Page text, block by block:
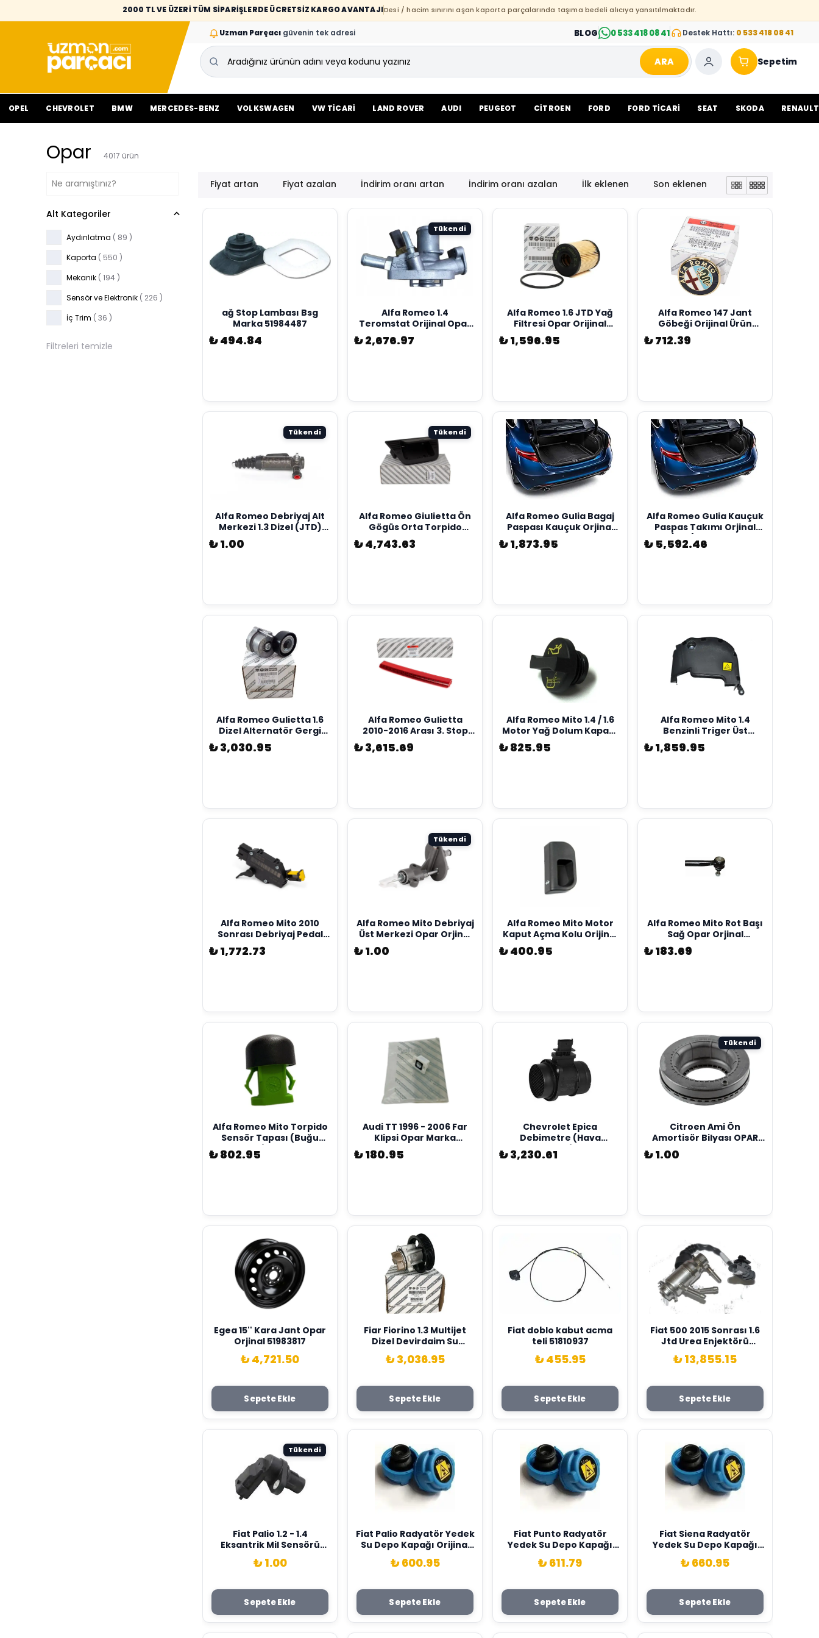
2000 TL VE ÜZERİ TÜM SİPARİŞLERDE ÜCRETSİZ KARGO AVANTAJIDesi / hacim sınırını aşan kaporta parçalarında taşıma bedeli alıcıya yansıtılmaktadır.
Uzman Parçacı güvenin tek adresi BLOG 0 533 418 08 41 Destek Hattı: 0 533 418 08 41
ARA Sepetim
OPEL CHEVROLET BMW MERCEDES-BENZ VOLKSWAGEN VW TİCARİ LAND ROVER AUDI PEUGEOT CİTROEN FORD FORD TİCARİ SEAT SKODA RENAULT
Opar 4017 ürün
Fiyat artan Fiyat azalan İndirim oranı artan İndirim oranı azalan İlk eklenen Son eklenen
Alt Kategoriler
Aydınlatma ( 89 )
Kaporta ( 550 )
Mekanik ( 194 )
Sensör ve Elektronik ( 226 )
İç Trim ( 36 )
Filtreleri temizle
ağ Stop Lambası Bsg
Marka 51984487
₺ 494.84
Tükendi
Alfa Romeo 1.4
Teromstat Orijinal Opar
55215006
₺ 2,676.97
Alfa Romeo 1.6 JTD Yağ
Filtresi Opar Orijinal
71754237
₺ 1,596.95
Alfa Romeo 147 Jant
Göbeği Orijinal Ürün
60652886
₺ 712.39
Tükendi
Alfa Romeo Debriyaj Alt
Merkezi 1.3 Dizel (JTD)
Opar Orjinal 46541667
₺ 1.00
Tükendi
Alfa Romeo Giulietta Ön
Gögüs Orta Torpido
Orjinal 156101280
₺ 4,743.63
Alfa Romeo Gulia Bagaj
Paspası Kauçuk Orjinal
50547082
₺ 1,873.95
Alfa Romeo Gulia Kauçuk
Paspas Takımı Orjinal
(4X2) 50547106
₺ 5,592.46
Alfa Romeo Gulietta 1.6
Dizel Alternatör Gergi
Kütüğü Orjnial 55282321
₺ 3,030.95
Alfa Romeo Gulietta
2010-2016 Arası 3. Stop
Lambası Orijinal Opar
51925086
₺ 3,615.69
Alfa Romeo Mito 1.4 / 1.6
Motor Yağ Dolum Kapağı
Orijinal Opar 55222036
₺ 825.95
Alfa Romeo Mito 1.4
Benzinli Triger Üst
Kapağı Opar Marka
55268544
₺ 1,859.95
Alfa Romeo Mito 2010
Sonrası Debriyaj Pedal
Müşürü Orijinal Opar
50508479
₺ 1,772.73
Tükendi
Alfa Romeo Mito Debriyaj
Üst Merkezi Opar Orjinal
₺ 1.00
Alfa Romeo Mito Motor
Kaput Açma Kolu Orijinal
735516979
₺ 400.95
Alfa Romeo Mito Rot Başı
Sağ Opar Orjinal
77364569
₺ 183.69
Alfa Romeo Mito Torpido
Sensör Tapası (Buğu
Sensörsüz) Orijinal Opar
735407581
₺ 802.95
Audi TT 1996 - 2006 Far
Klipsi Opar Marka
₺ 180.95
Chevrolet Epica
Debimetre (Hava
Akışmetre) Opar
51782034
₺ 3,230.61
Tükendi
Citroen Ami Ön
Amortisör Bilyası OPAR
Marka 9828224880
₺ 1.00
Egea 15'' Kara Jant Opar
Orjinal 51983817
₺ 4,721.50
Sepete Ekle
Fiar Fiorino 1.3 Multijet
Dizel Devirdaim Su
Pompası Opar Marka
46338675
₺ 3,036.95
Sepete Ekle
Fiat doblo kabut acma
teli 51810937
₺ 455.95
Sepete Ekle
Fiat 500 2015 Sonrası 1.6
Jtd Urea Enjektörü
Orijinal Opar Marka
55283499
₺ 13,855.15
Sepete Ekle
Tükendi
Fiat Palio 1.2 - 1.4
Eksantrik Mil Sensörü
Orijinal Opar 46798368
₺ 1.00
Sepete Ekle
Fiat Palio Radyatör Yedek
Su Depo Kapağı Orijinal
OPAR 46799364
₺ 600.95
Sepete Ekle
Fiat Punto Radyatör
Yedek Su Depo Kapağı
Orijinal OPAR 46799364
₺ 611.79
Sepete Ekle
Fiat Siena Radyatör
Yedek Su Depo Kapağı
Orijinal OPAR 46799364
₺ 660.95
Sepete Ekle